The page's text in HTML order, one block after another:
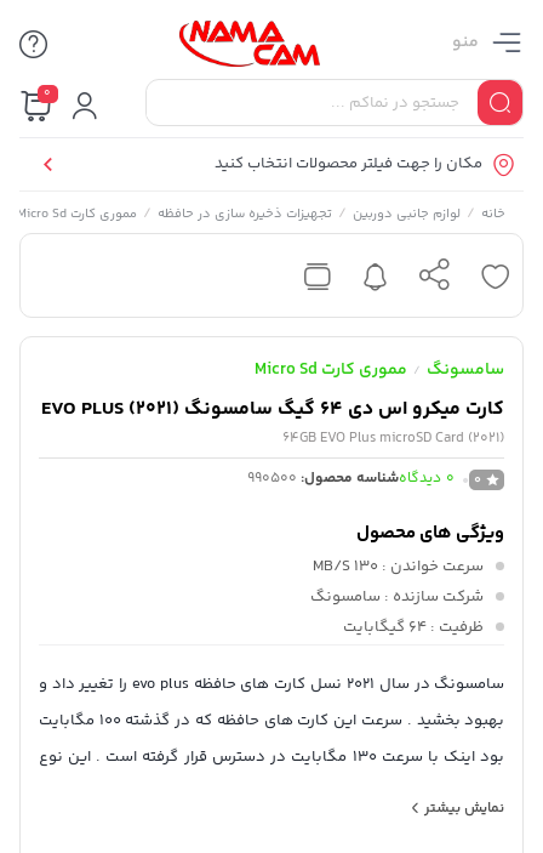
منو
0
مکان را جهت فیلتر محصولات انتخاب کنید
خانه / لوازم جانبی دوربین / تجهیزات ذخیره سازی در حافظه / مموری کارت Micro Sd
سامسونگ / مموری کارت Micro Sd
کارت میکرو اس دی 64 گیگ سامسونگ EVO PLUS (2021)
64GB EVO Plus microSD Card (2021)
0
0 دیدگاهشناسه محصول: 990500
ویژگی های محصول
سرعت خواندن : 130 MB/S
شرکت سازنده : سامسونگ
ظرفیت : 64 گیگابایت
سامسونگ در سال 2021 نسل کارت های حافظه evo plus را تغییر داد و
بهبود بخشید . سرعت این کارت های حافظه که در گذشته 100 مگابایت
بود اینک با سرعت 130 مگابایت در دسترس قرار گرفته است . این نوع
نمایش بیشتر